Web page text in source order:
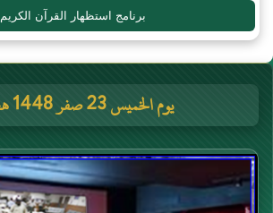
برنامج استظهار القرآن الكريم
يوم الخميس 23 صفر 1448 هجرية